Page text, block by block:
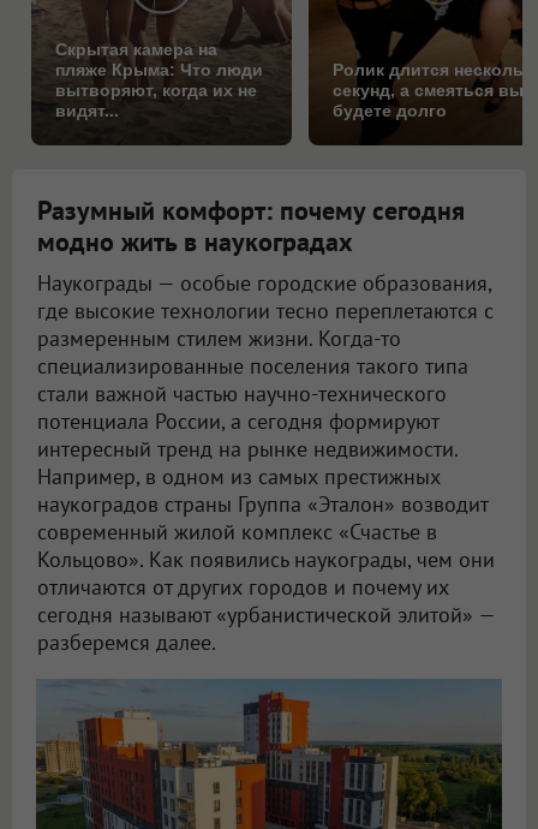
Скрытая камера на
пляже Крыма: Что люди
вытворяют, когда их не
видят...
Ролик длится
секунд, а смеяться вы
будете долго
Разумный комфорт: почему сегодня
модно жить в наукоградах
Наукограды — особые городские образования,
где высокие технологии тесно переплетаются с
размеренным стилем жизни. Когда-то
специализированные поселения такого типа
стали важной частью научно-технического
потенциала России, а сегодня формируют
интересный тренд на рынке недвижимости.
Например, в одном из самых престижных
наукоградов страны Группа «Эталон» возводит
современный жилой комплекс «Счастье в
Кольцово». Как появились наукограды, чем они
отличаются от других городов и почему их
сегодня называют «урбанистической элитой» —
разберемся далее.